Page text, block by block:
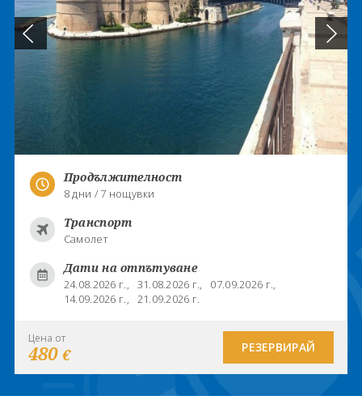
Продължителност
8 дни / 7 нощувки
Транспорт
Самолет
Дати на отпътуване
24.08.2026 г., 31.08.2026 г., 07.09.2026 г.,
14.09.2026 г., 21.09.2026 г.
РЕЗЕРВИРАЙ
Цена от
480 €